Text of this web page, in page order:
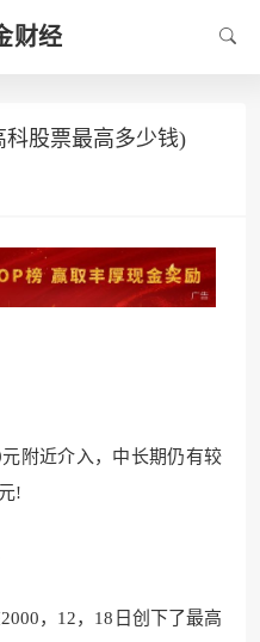
财经
科股票最高多少钱)
附近介入，中长期仍有较
!
，12， 18日创下了最高